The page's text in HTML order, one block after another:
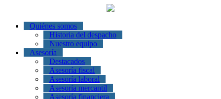
Quiénes somos
Historia del despacho
Nuestro equipo
Asesoría
Destacados
Asesoría fiscal
Asesoría laboral
Asesoría mercantil
Asesoría financiera